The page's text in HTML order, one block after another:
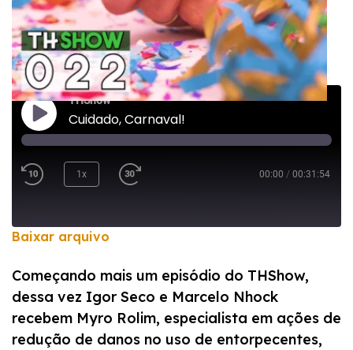
THShow
Cuidado, Carnaval!
1x 00:00 / 00:31:54
FEED RSS
LINK
INCORPORAR
Baixar arquivo
Começando mais um episódio do THShow,
dessa vez Igor Seco e Marcelo Nhock
recebem Myro Rolim, especialista em ações de
redução de danos no uso de entorpecentes,